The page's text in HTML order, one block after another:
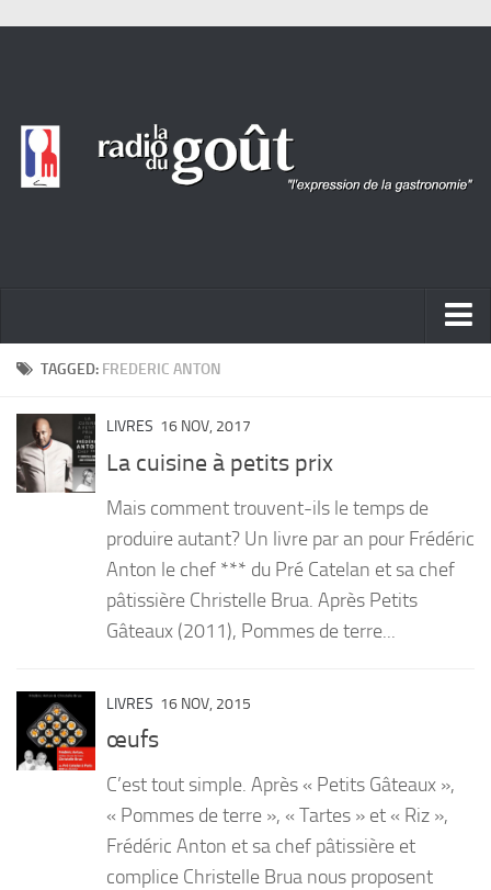
ACTUALITÉ
PORTRAITS
LIVRES
Sauces
TAGGED: FREDERIC ANTON
LIVRES 16 NOV, 2017
La cuisine à petits prix
Mais comment trouvent-ils le temps de
produire autant? Un livre par an pour Frédéric
Anton le chef *** du Pré Catelan et sa chef
pâtissière Christelle Brua. Après Petits
Gâteaux (2011), Pommes de terre...
LIVRES 16 NOV, 2015
œufs
C’est tout simple. Après « Petits Gâteaux »,
« Pommes de terre », « Tartes » et « Riz »,
Frédéric Anton et sa chef pâtissière et
complice Christelle Brua nous proposent